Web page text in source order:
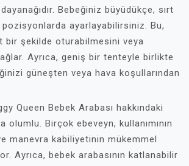
Bebeğiniz büyüdükçe, sırt
pozisyonlarda ayarlayabilirsiniz. Bu,
bir şekilde oturabilmesini veya
Ayrıca, geniş bir tenteyle birlikte
güneşten veya hava koşullarından
Queen Bebek Arabası hakkındaki
olumlu. Birçok ebeveyn, kullanımının
manevra kabiliyetinin mükemmel
Ayrıca, bebek arabasının katlanabilir